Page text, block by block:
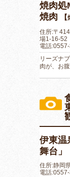
焼肉処
焼肉
【
住所:〒
場1-16-52
電話
リーズナ
肉が、お
伊東温
舞台」
住所:静岡
電話